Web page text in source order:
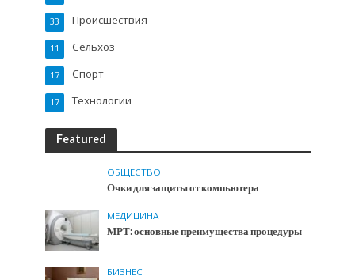
Происшествия
33
Сельхоз
11
Спорт
17
Технологии
17
Featured
ОБЩЕСТВО
Очки для защиты от компьютера
МЕДИЦИНА
МРТ: основные преимущества процедуры
БИЗНЕС